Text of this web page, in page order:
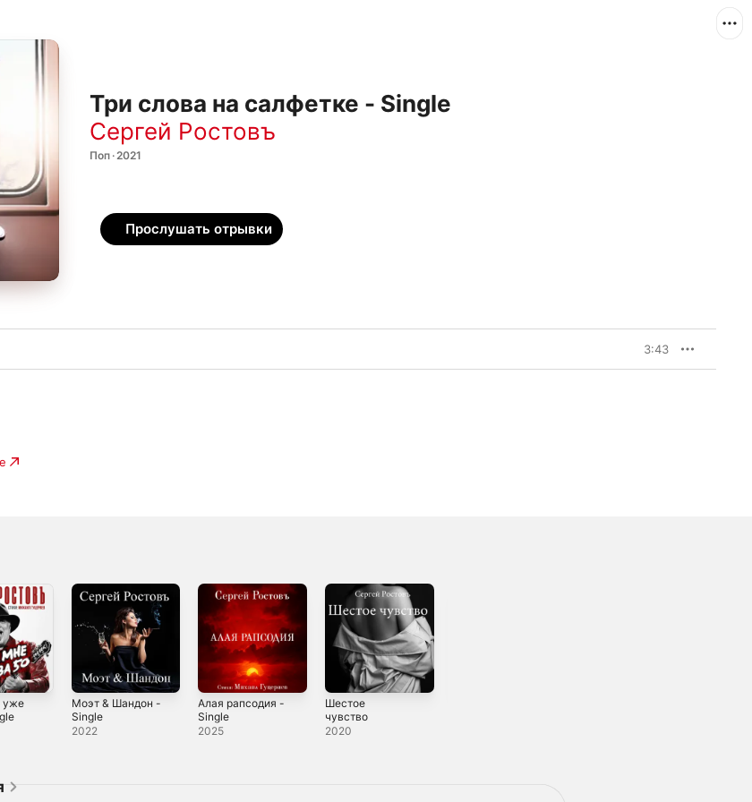
Три слова на салфетке - Single
Сергей Ростовъ
Поп · 2021
Прослушать отрывки
3:43
уже
Моэт & Шандон -
Single
2022
Алая рапсодия -
Single
2025
Шестое
чувство
2020